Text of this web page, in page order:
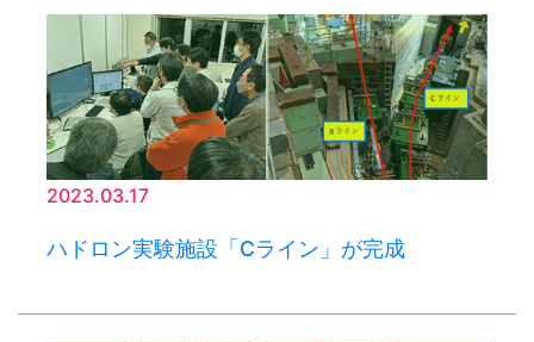
2023.03.17
ハドロン実験施設「Cライン」が完成